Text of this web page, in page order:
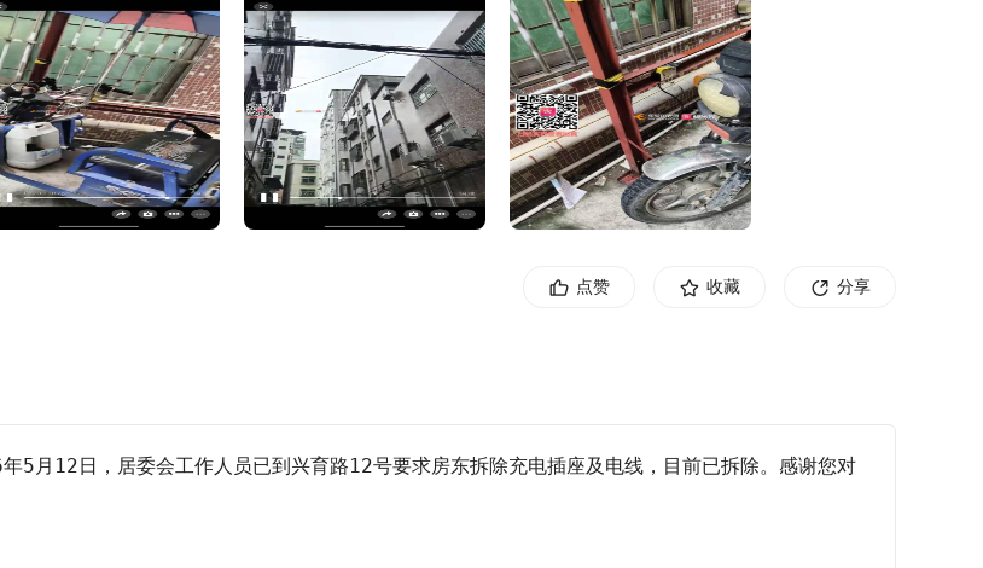
点赞 收藏 分享
5月12日，居委会工作人员已到兴育路12号要求房东拆除充电插座及电线，目前已拆除。感谢您对